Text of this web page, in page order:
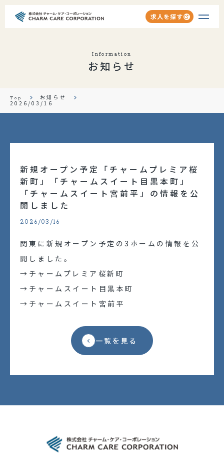
求人を探す
ホーム紹介
教育体制
キャリアアップ
Your Charm Life
働く環境を知る
福利厚生
働き方
採用の取り組み
採用メッセージ
インタビュー動画
求める人物像
リファラル採用
Information
お知らせ
Top
お知らせ
2026/03/16
新規オープン予定「チャームプレミア桜
新町」「チャームスイート目黒本町」
「チャームスイート宮前平」の情報を公
開しました
2026/03/16
関東に新規オープン予定の3ホームの情報を公
開しました。
→ チャームプレミア桜新町
→ チャームスイート目黒本町
→ チャームスイート宮前平
一覧を見る